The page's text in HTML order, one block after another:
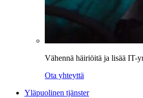
Vähennä häiriöitä ja lisää IT-
Ota yhteyttä
Yläpuolinen tjänster